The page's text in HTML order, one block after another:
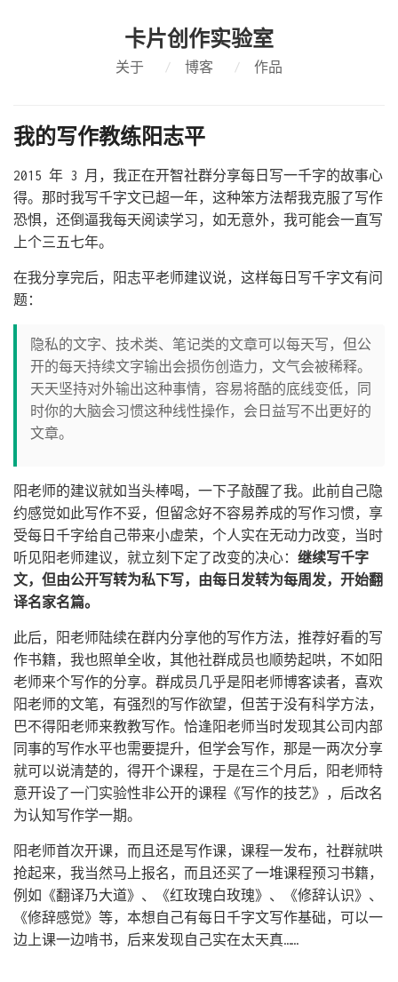
卡片创作实验室
关于 / 博客 / 作品
我的写作教练阳志平
2015 年 3 月，我正在开智社群分享每日写一千字的故事心
得。那时我写千字文已超一年，这种笨方法帮我克服了写作
恐惧，还倒逼我每天阅读学习，如无意外，我可能会一直写
上个三五七年。
在我分享完后，阳志平老师建议说，这样每日写千字文有问
题：
隐私的文字、技术类、笔记类的文章可以每天写，但公
开的每天持续文字输出会损伤创造力，文气会被稀释。
天天坚持对外输出这种事情，容易将酷的底线变低，同
时你的大脑会习惯这种线性操作，会日益写不出更好的
文章。
阳老师的建议就如当头棒喝，一下子敲醒了我。此前自己隐
约感觉如此写作不妥，但留念好不容易养成的写作习惯，享
受每日千字给自己带来小虚荣，个人实在无动力改变，当时
听见阳老师建议，就立刻下定了改变的决心： 继续写千字
文，但由公开写转为私下写，由每日发转为每周发，开始翻
译名家名篇。
此后，阳老师陆续在群内分享他的写作方法，推荐好看的写
作书籍，我也照单全收，其他社群成员也顺势起哄，不如阳
老师来个写作的分享。群成员几乎是阳老师博客读者，喜欢
阳老师的文笔，有强烈的写作欲望，但苦于没有科学方法，
巴不得阳老师来教教写作。恰逢阳老师当时发现其公司内部
同事的写作水平也需要提升，但学会写作，那是一两次分享
就可以说清楚的，得开个课程，于是在三个月后，阳老师特
意开设了一门实验性非公开的课程《写作的技艺》，后改名
为认知写作学一期。
阳老师首次开课，而且还是写作课，课程一发布，社群就哄
抢起来，我当然马上报名，而且还买了一堆课程预习书籍，
例如《翻译乃大道》、《红玫瑰白玫瑰》、《修辞认识》、
《修辞感觉》等，本想自己有每日千字文写作基础，可以一
边上课一边啃书，后来发现自己实在太天真……